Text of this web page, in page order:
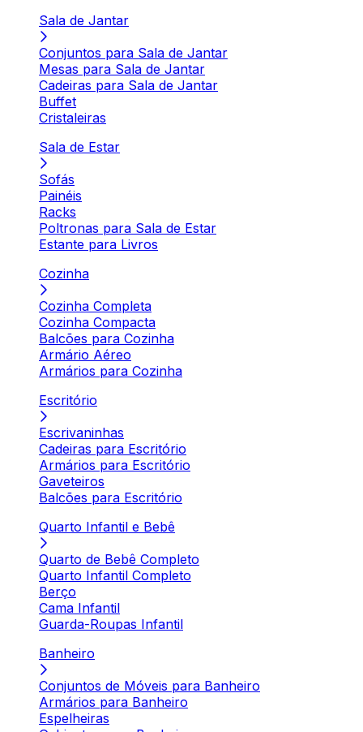
Sala de Jantar
Conjuntos para Sala de Jantar
Mesas para Sala de Jantar
Cadeiras para Sala de Jantar
Buffet
Cristaleiras
Sala de Estar
Sofás
Painéis
Racks
Poltronas para Sala de Estar
Estante para Livros
Cozinha
Cozinha Completa
Cozinha Compacta
Balcões para Cozinha
Armário Aéreo
Armários para Cozinha
Escritório
Escrivaninhas
Cadeiras para Escritório
Armários para Escritório
Gaveteiros
Balcões para Escritório
Quarto Infantil e Bebê
Quarto de Bebê Completo
Quarto Infantil Completo
Berço
Cama Infantil
Guarda-Roupas Infantil
Banheiro
Conjuntos de Móveis para Banheiro
Armários para Banheiro
Espelheiras